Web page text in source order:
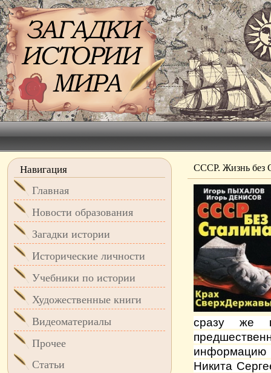
СССР. Жизнь без
сразу же
Никита
Навигация
Главная
Новости образования
Загадки истории
Исторические личности
Учебники по истории
Художественные книги
Видеоматериалы
Прочее
Статьи